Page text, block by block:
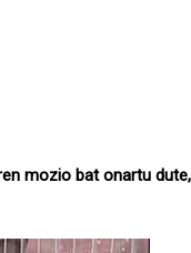
mozio bat onartu